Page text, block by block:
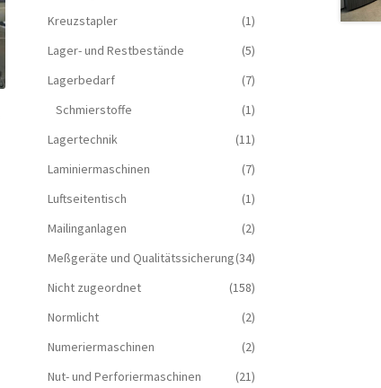
Kreuzstapler
(1)
Lager- und Restbestände
(5)
Lagerbedarf
(7)
Schmierstoffe
(1)
Lagertechnik
(11)
Laminiermaschinen
(7)
Luftseitentisch
(1)
Mailinganlagen
(2)
Meßgeräte und Qualitätssicherung(34)
Nicht zugeordnet
(158)
Normlicht
(2)
Numeriermaschinen
(2)
Nut- und Perforiermaschinen
(21)